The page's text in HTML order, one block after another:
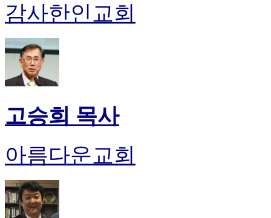
감사한인교회
고승희 목사
아름다운교회